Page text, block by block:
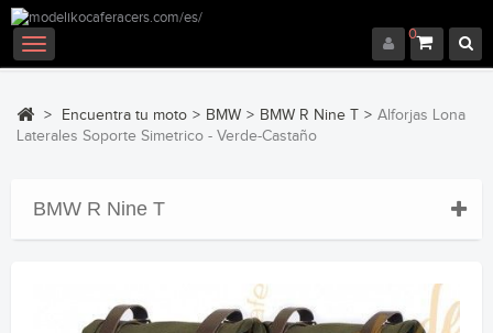
0
Navegación
Toggle
> Encuentra tu moto > BMW > BMW R Nine T > Alforjas Lona
Laterales Soporte Simetrico - Verde-Castaño
BMW R Nine T